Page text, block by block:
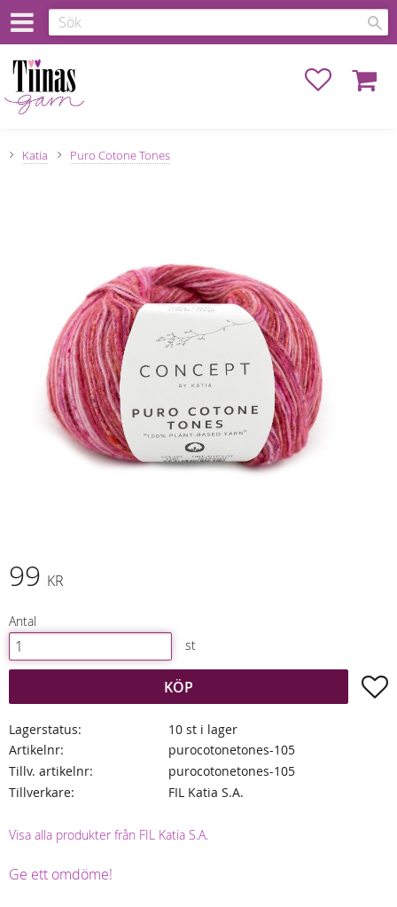
Favoriter
Katia Puro Cotone Tones
99 KR
Antal
st
KÖP
Lagerstatus
10 st i lager
Artikelnr
purocotonetones-105
Tillv. artikelnr
purocotonetones-105
Tillverkare
FIL Katia S.A.
Visa alla produkter från FIL Katia S.A.
Ge ett omdöme!